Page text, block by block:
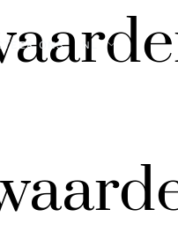
ONS NL